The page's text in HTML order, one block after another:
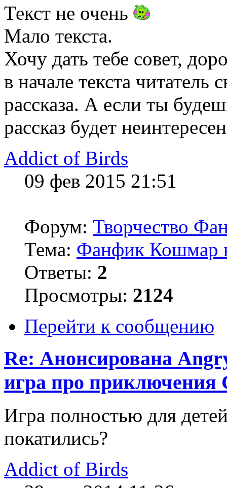
Текст не очень
Мало текста.
Хочу дать тебе совет,
в начале текста читатель
рассказа. А если ты
рассказ будет
Addict of Birds
09 фев 2015 21:51
Форум: Творчество
Тема: Фанфик Кошмар
Ответы: 2
Просмотры: 2124
Перейти к сообщению
Re: Анонсирована
игра про приключения
Игра полностью для
покатились?
Addict of Birds